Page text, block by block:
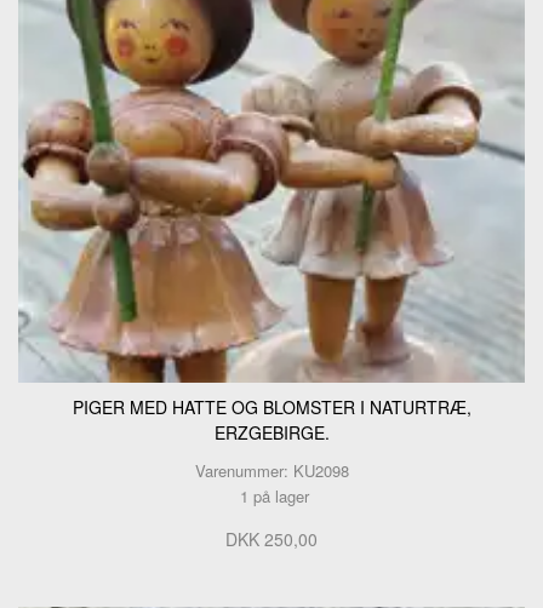
PIGER MED HATTE OG BLOMSTER I NATURTRÆ,
ERZGEBIRGE.
Varenummer: KU2098
1 på lager
DKK 250,00